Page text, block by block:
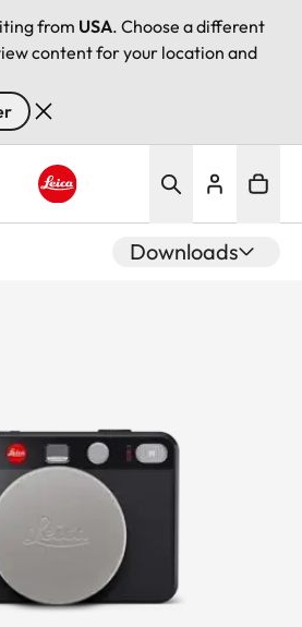
from USA. Choose a different
content for your location and
Downloads